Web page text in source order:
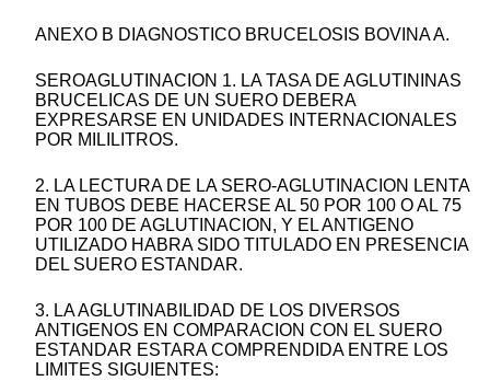
ANEXO B DIAGNOSTICO BRUCELOSIS BOVINA A.
SEROAGLUTINACION 1. LA TASA DE AGLUTININAS
BRUCELICAS DE UN SUERO DEBERA
EXPRESARSE EN UNIDADES INTERNACIONALES
POR MILILITROS.
2. LA LECTURA DE LA SERO-AGLUTINACION LENTA
EN TUBOS DEBE HACERSE AL 50 POR 100 O AL 75
POR 100 DE AGLUTINACION, Y EL ANTIGENO
UTILIZADO HABRA SIDO TITULADO EN PRESENCIA
DEL SUERO ESTANDAR.
3. LA AGLUTINABILIDAD DE LOS DIVERSOS
ANTIGENOS EN COMPARACION CON EL SUERO
ESTANDAR ESTARA COMPRENDIDA ENTRE LOS
LIMITES SIGUIENTES: